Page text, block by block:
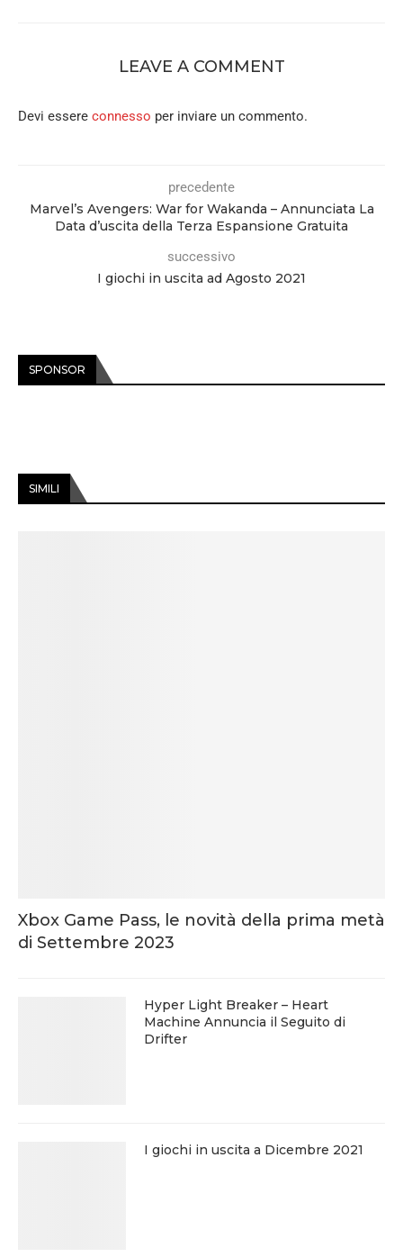
LEAVE A COMMENT
Devi essere connesso per inviare un commento.
precedente
Marvel’s Avengers: War for Wakanda – Annunciata La
Data d’uscita della Terza Espansione Gratuita
successivo
I giochi in uscita ad Agosto 2021
SPONSOR
SIMILI
Xbox Game Pass, le novità della prima metà
di Settembre 2023
Hyper Light Breaker – Heart
Machine Annuncia il Seguito di
Drifter
I giochi in uscita a Dicembre 2021